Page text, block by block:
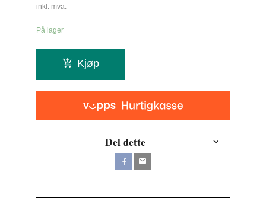
inkl. mva.
På lager
Kjøp
Del dette